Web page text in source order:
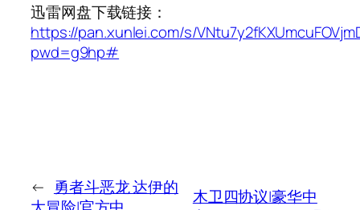
迅雷网盘下载链接：
https://pan.xunlei.com/s/
pwd=g9hp#
← 勇者斗恶龙 达伊的
木卫四协议|豪华中